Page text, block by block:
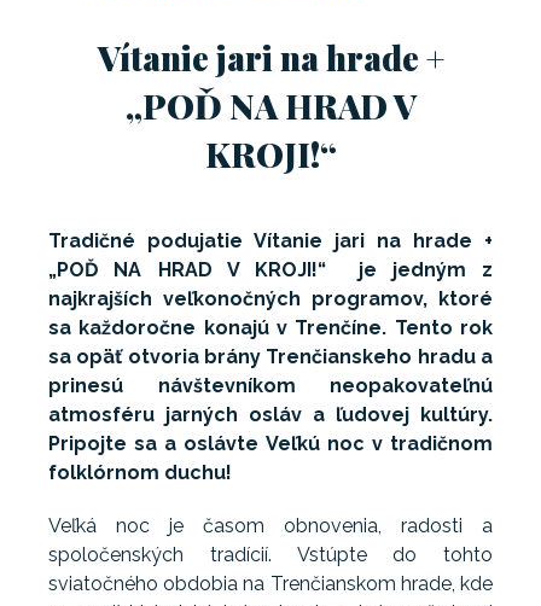
Vítanie jari na hrade +
„POĎ NA HRAD V
KROJI!“
Tradičné podujatie Vítanie jari na hrade +
„POĎ NA HRAD V KROJI!“ je jedným z
najkrajších veľkonočných programov, ktoré
sa každoročne konajú v Trenčíne. Tento rok
sa opäť otvoria brány Trenčianskeho hradu a
prinesú návštevníkom neopakovateľnú
atmosféru jarných osláv a ľudovej kultúry.
Pripojte sa a oslávte Veľkú noc v tradičnom
folklórnom duchu!
Veľká noc je časom obnovenia, radosti a
spoločenských tradícií. Vstúpte do tohto
sviatočného obdobia na Trenčianskom hrade, kde